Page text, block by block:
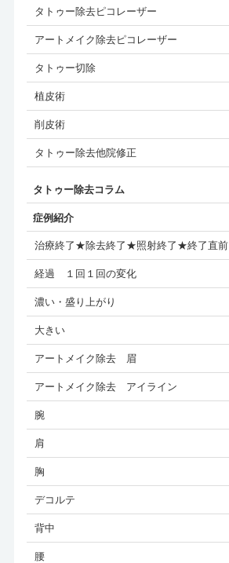
タトゥー除去ピコレーザー
アートメイク除去ピコレーザー
タトゥー切除
植皮術
削皮術
タトゥー除去他院修正
タトゥー除去コラム
症例紹介
治療終了★除去終了★照射終了★終了直前
経過 １回１回の変化
濃い・盛り上がり
大きい
アートメイク除去 眉
アートメイク除去 アイライン
腕
肩
胸
デコルテ
背中
腰